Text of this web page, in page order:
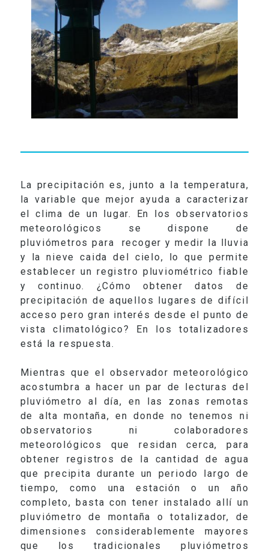
VIDEOS
CONTACTO
La precipitación es, junto a la temperatura,
la variable que mejor ayuda a caracterizar
el clima de un lugar. En los observatorios
meteorológicos se dispone de
pluviómetros para
recoger y medir la lluvia
y la nieve caida del cielo, lo que permite
establecer un registro pluviométrico fiable
y continuo. ¿Cómo obtener datos de
precipitación de aquellos lugares de difícil
acceso pero gran interés desde el punto de
vista climatológico? En los totalizadores
está la respuesta.
Mientras que el observador meteorológico
acostumbra a hacer un par de lecturas del
pluviómetro al día, en las zonas remotas
de alta montaña, en donde no tenemos ni
observatorios ni colaboradores
meteorológicos que residan cerca, para
obtener registros de la cantidad de agua
que precipita durante un periodo largo de
tiempo, como una estación o un año
completo, basta con tener instalado allí un
pluviómetro de montaña o totalizador, de
dimensiones considerablemente mayores
que los tradicionales pluviómetros